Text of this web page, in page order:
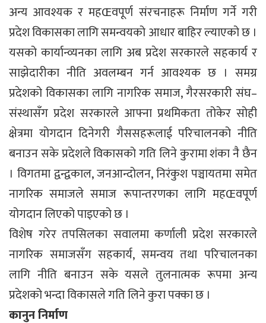
अन्य आवश्यक र महŒवपूर्ण संरचनाहरू निर्माण गर्ने गरी
प्रदेश विकासका लागि समन्वयको आधार बाहिर ल्याएको छ ।
यसको कार्यान्व्यनका लागि अब प्रदेश सरकारले सहकार्य र
साझेदारीका नीति अवलम्बन गर्न आवश्यक छ । समग्र
प्रदेशको विकासका लागि नागरिक समाज, गैरसरकारी संघ–
संस्थासँग प्रदेश सरकारले आफ्ना प्रथमिकता तोकेर सोही
क्षेत्रमा योगदान दिनेगरी गैससहरूलाई परिचालनको नीति
बनाउन सके प्रदेशले विकासको गति लिने कुरामा शंका नै छैन
। विगतमा द्वन्द्वकाल, जनआन्दोलन, निरंकुश पञ्चायतमा समेत
नागरिक समाजले समाज रूपान्तरणका लागि महŒवपूर्ण
योगदान लिएको पाइएको छ ।
विशेष गरेर तपसिलका सवालमा कर्णाली प्रदेश सरकारले
नागरिक समाजसँग सहकार्य, समन्वय तथा परिचालनका
लागि नीति बनाउन सके यसले तुलनात्मक रूपमा अन्य
प्रदेशको भन्दा विकासले गति लिने कुरा पक्का छ ।
कानुन निर्माण